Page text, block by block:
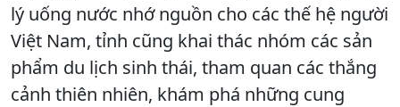
lý uống nước nhớ nguồn cho các thế hệ người
Việt Nam, tỉnh cũng khai thác nhóm các sản
phẩm du lịch sinh thái, tham quan các thắng
cảnh thiên nhiên, khám phá những cung